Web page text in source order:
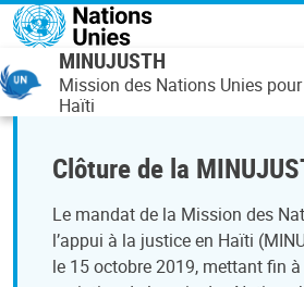
Aller au contenu principal
MINUJUSTH
Mission des Nations Unies
Haïti
Clôture de la
Le mandat de la Mission des
l’appui à la justice en Haïti
le 15 octobre 2019, mettant fin